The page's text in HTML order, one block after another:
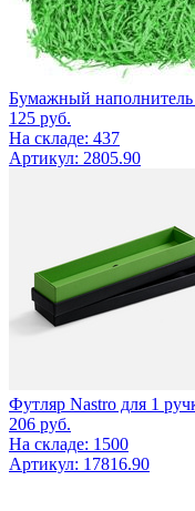
Бумажный наполнитель
125 руб.
На складе: 437
Артикул: 2805.90
Футляр Nastro для 1
206 руб.
На складе: 1500
Артикул: 17816.90